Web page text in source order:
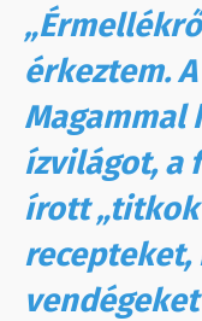
érkeztem.
Magammal
ízvilágot, a
írott „titkok
recepteket,